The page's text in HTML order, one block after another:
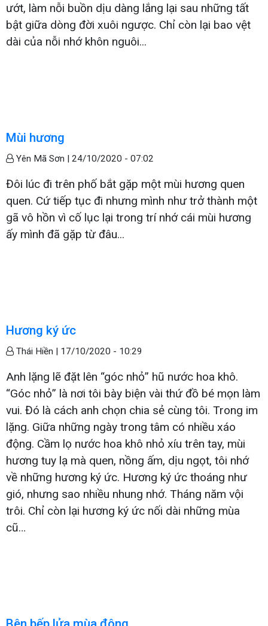
ướt, làm nỗi buồn dịu dàng lắng lại sau những tất
bật giữa dòng đời xuôi ngược. Chỉ còn lại bao vệt
dài của nỗi nhớ khôn nguôi...
Mùi hương
Yên Mã Sơn | 24/10/2020 - 07:02
Đôi lúc đi trên phố bắt gặp một mùi hương quen
quen. Cứ tiếp tục đi nhưng mình như trở thành một
gã vô hồn vì cố lục lại trong trí nhớ cái mùi hương
ấy mình đã gặp từ đâu...
Hương ký ức
Thái Hiền | 17/10/2020 - 10:29
Anh lặng lẽ đặt lên “góc nhỏ” hũ nước hoa khô.
“Góc nhỏ” là nơi tôi bày biện vài thứ đồ bé mọn làm
vui. Đó là cách anh chọn chia sẻ cùng tôi. Trong im
lặng. Giữa những ngày trong tâm có nhiều xáo
động. Cầm lọ nước hoa khô nhỏ xíu trên tay, mùi
hương tuy lạ mà quen, nồng ấm, dịu ngọt, tôi nhớ
về những hương ký ức. Hương ký ức thoáng như
gió, nhưng sao nhiều nhung nhớ. Tháng năm vội
trôi. Chỉ còn lại hương ký ức nối dài những mùa
cũ…